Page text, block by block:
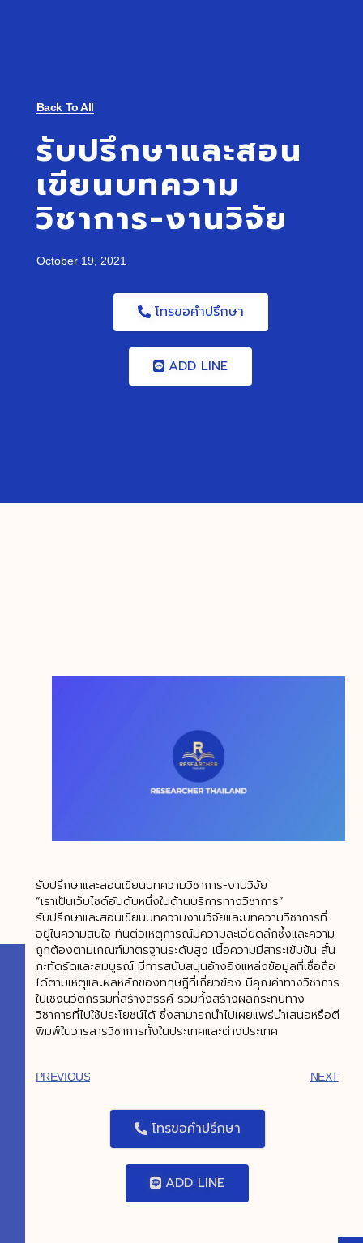
Back To All
รับปรึกษาและสอน
เขียนบทความ
วิชาการ-งานวิจัย
October 19, 2021
โทรขอคำปรึกษา
ADD LINE
รับปรึกษาและสอนเขียนบทความวิชาการ-งานวิจัย
“เราเป็นเว็บไซด์อันดับหนึ่งในด้านบริการทางวิชาการ”
รับปรึกษาและสอนเขียนบทความงานวิจัยและบทความวิชาการที่
อยู่ในความสนใจ ทันต่อเหตุการณ์มีความละเอียดลึกซึ้งและความ
ถูกต้องตามเกณฑ์มาตรฐานระดับสูง เนื้อความมีสาระเข้มข้น สั้น
กะทัดรัดและสมบูรณ์ มีการสนับสนุนอ้างอิงแหล่งข้อมูลที่เชื่อถือ
ได้ตามเหตุและผลหลักของทฤษฎีที่เกี่ยวข้อง มีคุณค่าทางวิชาการ
ในเชิงนวัตกรรมที่สร้างสรรค์ รวมทั้งสร้างผลกระทบทาง
วิชาการที่ไปใช้ประโยชน์ได้ ซึ่งสามารถนำไปเผยแพร่นำเสนอหรือตี
พิมพ์ในวารสารวิชาการทั้งในประเทศและต่างประเทศ
PREVIOUS NEXT
โทรขอคำปรึกษา
ADD LINE